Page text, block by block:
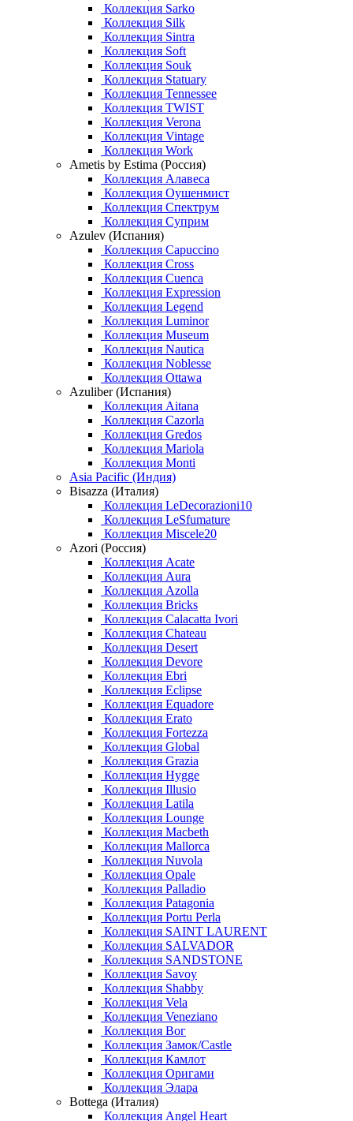
Коллекция Sarko
Коллекция Silk
Коллекция Sintra
Коллекция Soft
Коллекция Souk
Коллекция Statuary
Коллекция Tennessee
Коллекция TWIST
Коллекция Verona
Коллекция Vintage
Коллекция Work
Ametis by Estima (Россия)
Коллекция Алавеса
Коллекция Оушенмист
Коллекция Спектрум
Коллекция Суприм
Azulev (Испания)
Коллекция Capuccino
Коллекция Cross
Коллекция Cuenca
Коллекция Expression
Коллекция Legend
Коллекция Luminor
Коллекция Museum
Коллекция Nautica
Коллекция Noblesse
Коллекция Ottawa
Azuliber (Испания)
Коллекция Aitana
Коллекция Cazorla
Коллекция Gredos
Коллекция Mariola
Коллекция Monti
Asia Pacific (Индия)
Bisazza (Италия)
Коллекция LeDecorazioni10
Коллекция LeSfumature
Коллекция Miscele20
Azori (Россия)
Коллекция Acate
Коллекция Aura
Коллекция Azolla
Коллекция Bricks
Коллекция Calacatta Ivori
Коллекция Chateau
Коллекция Desert
Коллекция Devore
Коллекция Ebri
Коллекция Eclipse
Коллекция Equadore
Коллекция Erato
Коллекция Fortezza
Коллекция Global
Коллекция Grazia
Коллекция Hygge
Коллекция Illusio
Коллекция Latila
Коллекция Lounge
Коллекция Macbeth
Коллекция Mallorca
Коллекция Nuvola
Коллекция Opale
Коллекция Palladio
Коллекция Patagonia
Коллекция Portu Perla
Коллекция SAINT LAURENT
Коллекция SALVADOR
Коллекция SANDSTONE
Коллекция Savoy
Коллекция Shabby
Коллекция Vela
Коллекция Veneziano
Коллекция Вог
Коллекция Замок/Castle
Коллекция Камлот
Коллекция Оригами
Коллекция Элара
Bottega (Италия)
Коллекция Angel Heart